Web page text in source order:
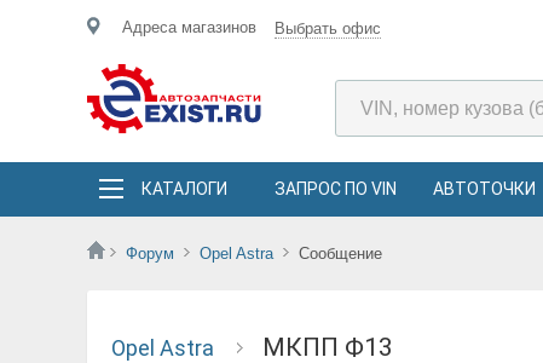
Адреса магазинов Выбрать офис
КАТАЛОГИ ЗАПРОС ПО VIN АВТОТОЧКИ
Форум Opel Astra Сообщение
Opel Astra МКПП Ф13